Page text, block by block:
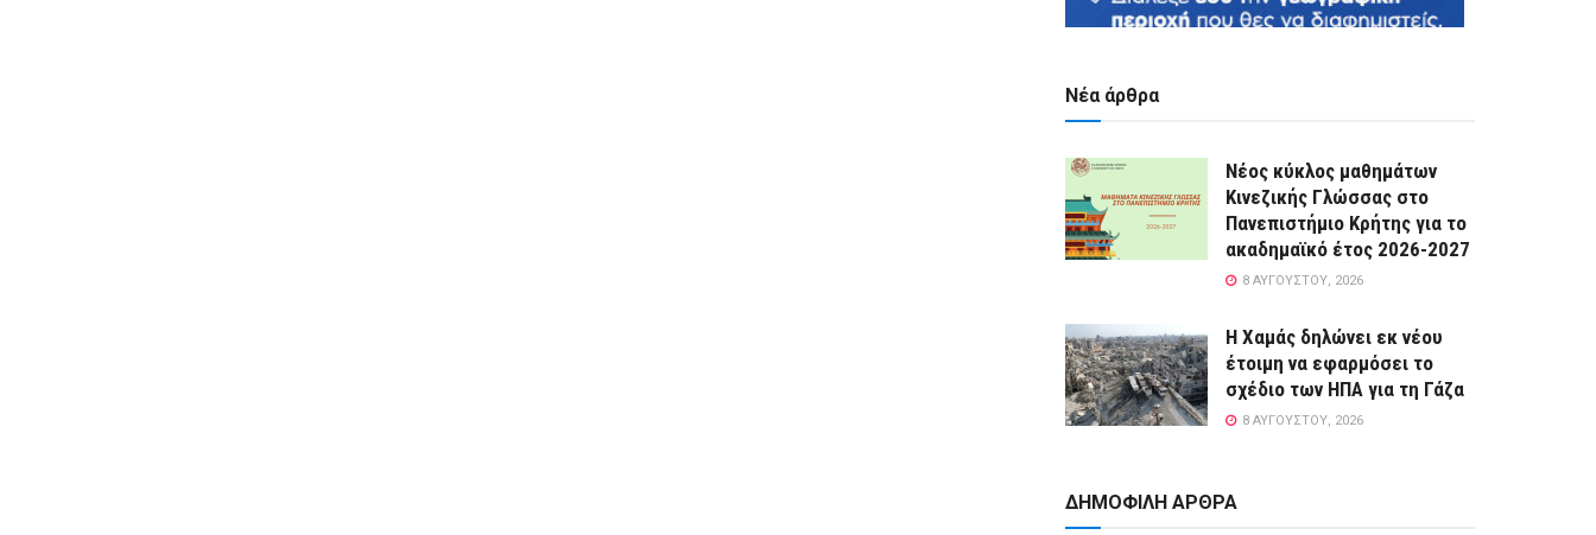
Νέα άρθρα
Νέος κύκλος μαθημάτων
Κινεζικής Γλώσσας στο
Πανεπιστήμιο Κρήτης για το
ακαδημαϊκό έτος 2026-2027
8 ΑΥΓΟΎΣΤΟΥ, 2026
Η Χαμάς δηλώνει εκ νέου
έτοιμη να εφαρμόσει το
σχέδιο των ΗΠΑ για τη Γάζα
8 ΑΥΓΟΎΣΤΟΥ, 2026
ΔΗΜΟΦΙΛΗ ΑΡΘΡΑ